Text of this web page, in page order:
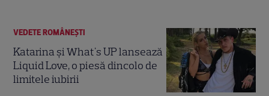
VEDETE ROMÂNEŞTI
Katarina și What's UP lansează
Liquid Love, o piesă dincolo de
limitele iubirii